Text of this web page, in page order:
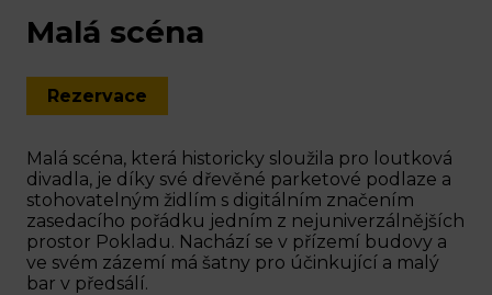
Malá scéna
Rezervace
Malá scéna, která historicky sloužila pro loutková
divadla, je díky své dřevěné parketové podlaze a
stohovatelným židlím s digitálním značením
zasedacího pořádku jedním z nejuniverzálnějších
prostor Pokladu. Nachází se v přízemí budovy a
ve svém zázemí má šatny pro účinkující a malý
bar v předsálí.